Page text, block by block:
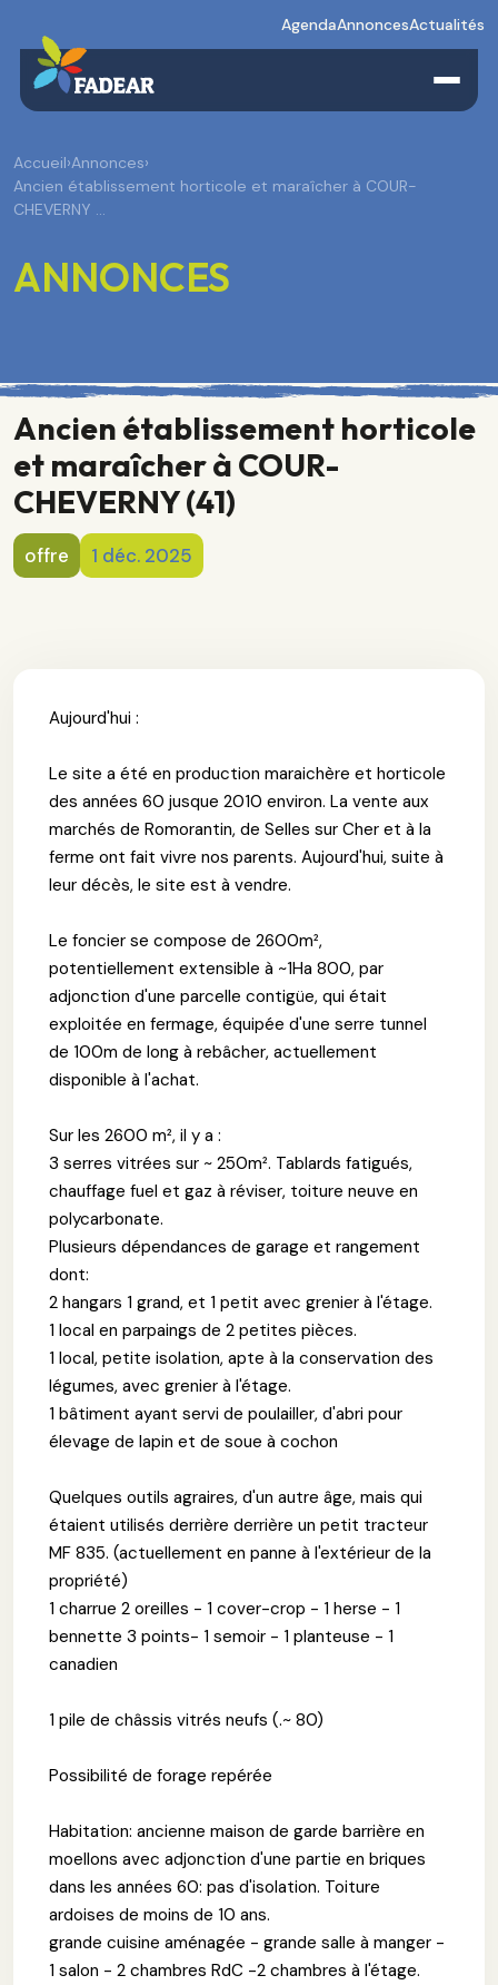
AgendaAnnoncesActualités
Accueil›Annonces›
Ancien établissement horticole et maraîcher à COUR-
CHEVERNY …
ANNONCES
Ancien établissement horticole
et maraîcher à COUR-
CHEVERNY (41)
offre 1 déc. 2025
Aujourd'hui :
Le site a été en production maraichère et horticole
des années 60 jusque 2010 environ. La vente aux
marchés de Romorantin, de Selles sur Cher et à la
ferme ont fait vivre nos parents. Aujourd'hui, suite à
leur décès, le site est à vendre.
Le foncier se compose de 2600m²,
potentiellement extensible à ~1Ha 800, par
adjonction d'une parcelle contigüe, qui était
exploitée en fermage, équipée d'une serre tunnel
de 100m de long à rebâcher, actuellement
disponible à l'achat.
Sur les 2600 m², il y a :
3 serres vitrées sur ~ 250m². Tablards fatigués,
chauffage fuel et gaz à réviser, toiture neuve en
polycarbonate.
Plusieurs dépendances de garage et rangement
dont:
2 hangars 1 grand, et 1 petit avec grenier à l'étage.
1 local en parpaings de 2 petites pièces.
1 local, petite isolation, apte à la conservation des
légumes, avec grenier à l'étage.
1 bâtiment ayant servi de poulailler, d'abri pour
élevage de lapin et de soue à cochon
Quelques outils agraires, d'un autre âge, mais qui
étaient utilisés derrière derrière un petit tracteur
MF 835. (actuellement en panne à l'extérieur de la
propriété)
1 charrue 2 oreilles - 1 cover-crop - 1 herse - 1
bennette 3 points- 1 semoir - 1 planteuse - 1
canadien
1 pile de châssis vitrés neufs (.~ 80)
Possibilité de forage repérée
Habitation: ancienne maison de garde barrière en
moellons avec adjonction d'une partie en briques
dans les années 60: pas d'isolation. Toiture
ardoises de moins de 10 ans.
grande cuisine aménagée - grande salle à manger -
1 salon - 2 chambres RdC -2 chambres à l'étage.